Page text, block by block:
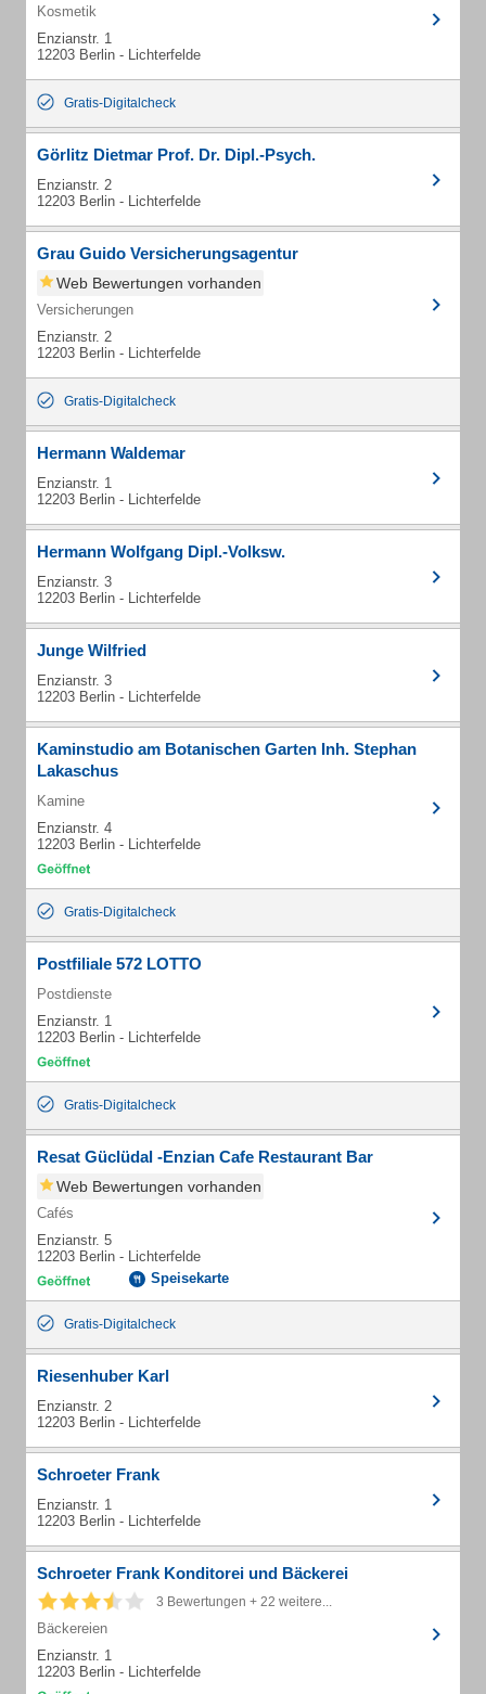
Kosmetik
Enzianstr. 1
12203 Berlin - Lichterfelde
Gratis-Digitalcheck
Görlitz Dietmar Prof. Dr. Dipl.-Psych.
Enzianstr. 2
12203 Berlin - Lichterfelde
Grau Guido Versicherungsagentur
Web Bewertungen vorhanden
Versicherungen
Enzianstr. 2
12203 Berlin - Lichterfelde
Gratis-Digitalcheck
Hermann Waldemar
Enzianstr. 1
12203 Berlin - Lichterfelde
Hermann Wolfgang Dipl.-Volksw.
Enzianstr. 3
12203 Berlin - Lichterfelde
Junge Wilfried
Enzianstr. 3
12203 Berlin - Lichterfelde
Kaminstudio am Botanischen Garten Inh. Stephan
Lakaschus
Kamine
Enzianstr. 4
12203 Berlin - Lichterfelde
Gratis-Digitalcheck
Postfiliale 572 LOTTO
Postdienste
Enzianstr. 1
12203 Berlin - Lichterfelde
Gratis-Digitalcheck
Resat Güclüdal -Enzian Cafe Restaurant Bar
Web Bewertungen vorhanden
Cafés
Enzianstr. 5
12203 Berlin - Lichterfelde
Speisekarte
Gratis-Digitalcheck
Riesenhuber Karl
Enzianstr. 2
12203 Berlin - Lichterfelde
Schroeter Frank
Enzianstr. 1
12203 Berlin - Lichterfelde
Schroeter Frank Konditorei und Bäckerei
3 Bewertungen + 22 weitere...
Bäckereien
Enzianstr. 1
12203 Berlin - Lichterfelde